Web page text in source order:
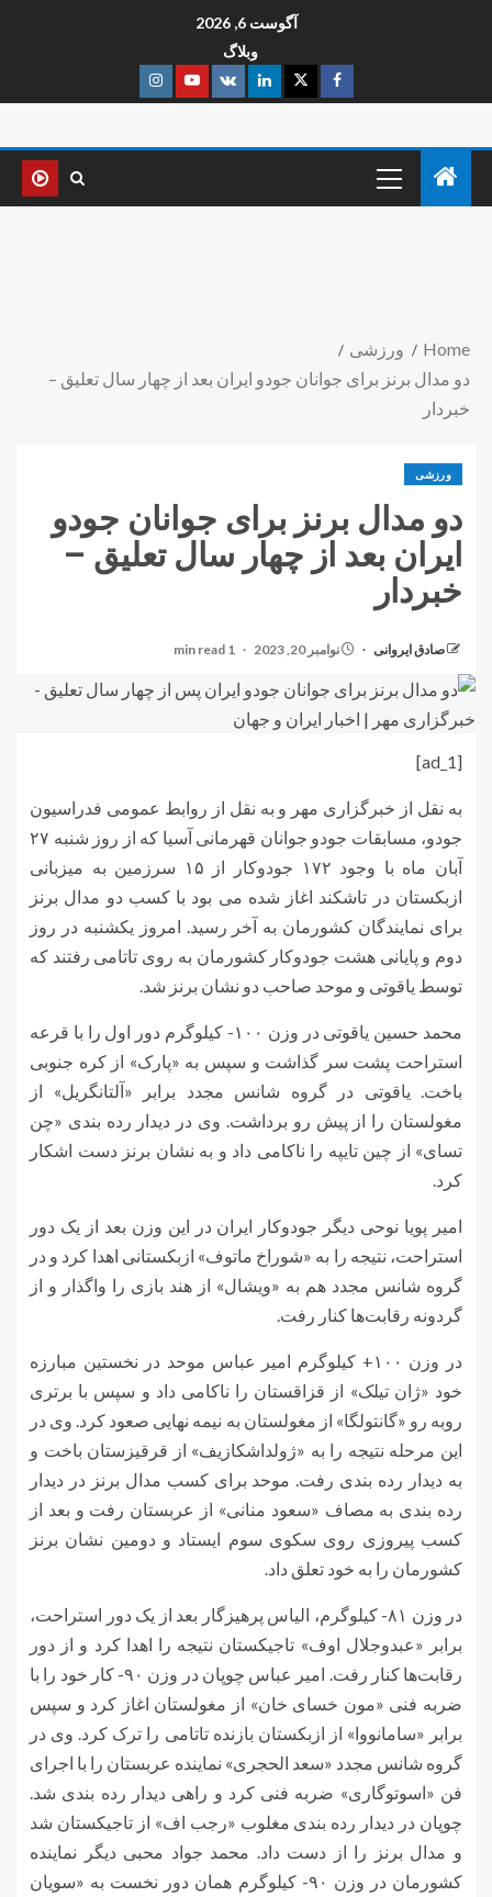
آگوست 6, 2026
وبلاگ
Home
ورزشی
دو مدال برنز برای جوانان جودو ایران بعد از چهار سال تعلیق –
خبردار
ورزشی
دو مدال برنز برای جوانان جودو
ایران بعد از چهار سال تعلیق –
خبردار
صادق ایروانی نوامبر 20, 2023 1 min read
[ad_1]
به نقل از خبرگزاری مهر و به نقل از روابط عمومی فدراسیون
جودو، مسابقات جودو جوانان قهرمانی آسیا که از روز شنبه ۲۷
آبان ماه با وجود ۱۷۲ جودوکار از ۱۵ سرزمین به میزبانی
ازبکستان در تاشکند اغاز شده می بود با کسب دو مدال برنز
برای نمایندگان کشورمان به آخر رسید. امروز یکشنبه در روز
دوم و پایانی هشت جودوکار کشورمان به روی تاتامی رفتند که
توسط یاقوتی و موحد صاحب دو نشان برنز شد.
محمد حسین یاقوتی در وزن ۱۰۰- کیلوگرم دور اول را با قرعه
استراحت پشت سر گذاشت و سپس به «پارک» از کره جنوبی
باخت. یاقوتی در گروه شانس مجدد برابر «آلتانگریل» از
مغولستان را از پیش رو برداشت. وی در دیدار رده بندی «چن
تسای» از چین تایپه را ناکامی داد و به نشان برنز دست اشکار
کرد.
امیر پویا نوحی دیگر جودوکار ایران در این وزن بعد از یک دور
استراحت، نتیجه را به «شوراخ ماتوف» ازبکستانی اهدا کرد و در
گروه شانس مجدد هم به «ویشال» از هند بازی را واگذار و از
گردونه رقابت‌ها کنار رفت.
در وزن ۱۰۰+ کیلوگرم امیر عباس موحد در نخستین مبارزه
خود «ژان تیلک» از قزاقستان را ناکامی داد و سپس با برتری
روبه رو «گانتولگا» از مغولستان به نیمه نهایی صعود کرد. وی در
این مرحله نتیجه را به «ژولداشکازیف» از قرقیزستان باخت و
به دیدار رده بندی رفت. موحد برای کسب مدال برنز در دیدار
رده بندی به مصاف «سعود منانی» از عربستان رفت و بعد از
کسب پیروزی روی سکوی سوم ایستاد و دومین نشان برنز
کشورمان را به خود تعلق داد.
در وزن ۸۱- کیلوگرم، الیاس پرهیزگار بعد از یک دور استراحت،
برابر «عبدوجلال اوف» تاجیکستان نتیجه را اهدا کرد و از دور
رقابت‌ها کنار رفت. امیر عباس چوپان در وزن ۹۰- کار خود را با
ضربه فنی «مون خسای خان» از مغولستان اغاز کرد و سپس
برابر «سامانووا» از ازبکستان بازندهتاتامی را ترک کرد. وی در
گروه شانس مجدد «سعد الحجری» نماینده عربستان را با اجرای
فن «اسوتوگاری» ضربه فنی کرد و راهی دیدار رده بندی شد.
چوپان در دیدار رده بندی مغلوب «رجب اف» از تاجیکستان شد
و مدال برنز را از دست داد. محمد جواد محبی دیگر نماینده
کشورمان در وزن ۹۰- کیلوگرم همان دور نخست به «سویان